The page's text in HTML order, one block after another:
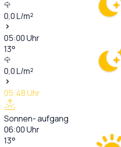
0,0L/m²
05:00Uhr
13°
0,0L/m²
05:48Uhr
Sonnen- aufgang
06:00Uhr
13°